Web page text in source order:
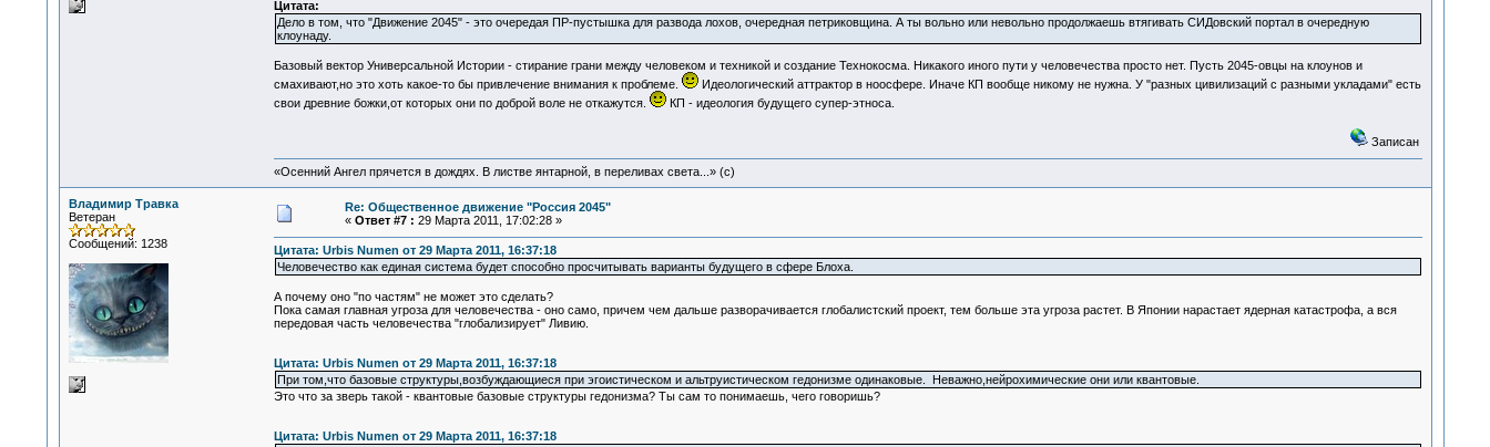
Цитата:
Дело в том, что "Движение 2045" - это очередая ПР-пустышка для развода лохов, очередная петриковщина. А ты вольно или невольно продолжаешь втягивать СИДовский портал в очередную
клоунаду.
Базовый вектор Универсальной Истории - стирание грани между человеком и техникой и создание Технокосма. Никакого иного пути у человечества просто нет. Пусть 2045-овцы на клоунов и
смахивают,но это хоть какое-то бы привлечение внимания к проблеме.
Идеологический аттрактор в ноосфере. Иначе КП вообще никому не нужна. У "разных цивилизаций с разными укладами" есть
свои древние божки,от которых они по доброй воле не откажутся.
КП - идеология будущего супер-этноса.
Записан
«Осенний Ангел прячется в дождях. В листве янтарной, в переливах света...» (c)
Владимир Травка
Ветеран
Сообщений: 1238
Re: Общественное движение "Россия 2045"
« Ответ #7 : 29 Марта 2011, 17:02:28 »
Цитата: Urbis Numen от 29 Марта 2011, 16:37:18
Человечество как единая система будет способно просчитывать варианты будущего в сфере Блоха.
А почему оно "по частям" не может это сделать?
Пока самая главная угроза для человечества - оно само, причем чем дальше разворачивается глобалистский проект, тем больше эта угроза растет. В Японии нарастает ядерная катастрофа, а вся
передовая часть человечества "глобализирует" Ливию.
Цитата: Urbis Numen от 29 Марта 2011, 16:37:18
При том,что базовые структуры,возбуждающиеся при эгоистическом и альтруистическом гедонизме одинаковые. Неважно,нейрохимические они или квантовые.
Это что за зверь такой - квантовые базовые структуры гедонизма? Ты сам то понимаешь, чего говоришь?
Цитата: Urbis Numen от 29 Марта 2011, 16:37:18